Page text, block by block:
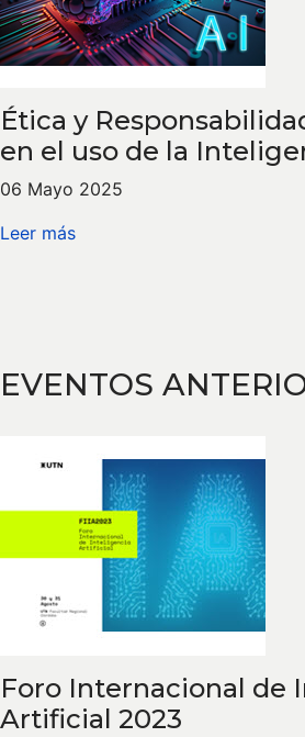
Ética y
en el uso de la
06 Mayo 2025
Leer más
EVENTOS
Foro Internacional de
Artificial 2023